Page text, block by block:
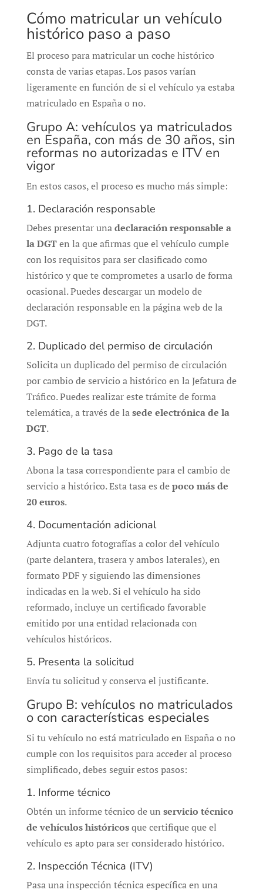
Cómo matricular un vehículo
histórico paso a paso
El proceso para matricular un coche histórico
consta de varias etapas. Los pasos varían
ligeramente en función de si el vehículo ya estaba
matriculado en España o no.
Grupo A: vehículos ya matriculados
en España, con más de 30 años, sin
reformas no autorizadas e ITV en
vigor
En estos casos, el proceso es mucho más simple:
1. Declaración responsable
Debes presentar unadeclaración responsable a
la DGTen la que afirmas que el vehículo cumple
con los requisitos para ser clasificado como
histórico y que te comprometes a usarlo de forma
ocasional. Puedes descargar un modelo de
declaración responsable en la página web de la
DGT.
2. Duplicado del permiso de circulación
Solicita un duplicado del permiso de circulación
por cambio de servicio a histórico en la Jefatura de
Tráfico. Puedes realizar este trámite de forma
telemática, a través de lasede electrónica de la
DGT.
3. Pago de la tasa
Abona la tasa correspondiente para el cambio de
servicio a histórico. Esta tasa es depoco más de
20 euros.
4. Documentación adicional
Adjunta cuatro fotografías a color del vehículo
(parte delantera, trasera y ambos laterales), en
formato PDF y siguiendo las dimensiones
indicadas en la web. Si el vehículo ha sido
reformado, incluye un certificado favorable
emitido por una entidad relacionada con
vehículos históricos.
5. Presenta la solicitud
Envía tu solicitud y conserva el justificante.
Grupo B: vehículos no matriculados
o con características especiales
Si tu vehículo no está matriculado en España o no
cumple con los requisitos para acceder al proceso
simplificado, debes seguir estos pasos:
1. Informe técnico
Obtén un informe técnico de un servicio técnico
de vehículos históricosque certifique que el
vehículo es apto para ser considerado histórico.
2. Inspección Técnica (ITV)
Pasa una inspección técnica específica en una